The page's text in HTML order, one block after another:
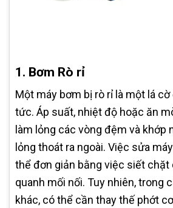
1. Bơm Rò rỉ
Một máy bơm bị rò rỉ là một lá cờ
tức. Áp suất, nhiệt độ hoặc ăn
làm lỏng các vòng đệm và khớp
lỏng thoát ra ngoài. Việc sửa
thể đơn giản bằng việc siết chặt
quanh mối nối. Tuy nhiên, trong
khác, có thể cần thay thế phớt